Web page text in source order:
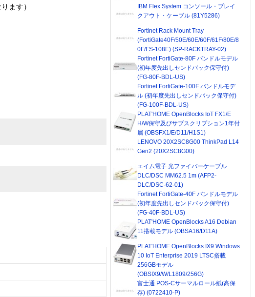
ます）
IBM Flex System コンソール・ブレイ
クアウト・ケーブル (81Y5286)
Fortinet Rack Mount Tray
(FortiGate40F/50E/60E/60F/61F/80E/8
0F/FS-108E) (SP-RACKTRAY-02)
Fortinet FortiGate-80F バンドルモデル
(初年度先出しセンドバック保守付)
(FG-80F-BDL-US)
Fortinet FortiGate-100F バンドルモデ
ル (初年度先出しセンドバック保守付)
(FG-100F-BDL-US)
PLAT'HOME OpenBlocks IoT FX1/E
H/W保守及びサブスクリプション1年付
属 (OBSFX1/E/D11/H1S1)
LENOVO 20X2SC8G00 ThinkPad L14
Gen2 (20X2SC8G00)
エイム電子 光ファイバーケーブル
DLC/DSC MM62.5 1m (AFP2-
DLC/DSC-62-01)
Fortinet FortiGate-40F バンドルモデル
(初年度先出しセンドバック保守付)
(FG-40F-BDL-US)
PLAT'HOME OpenBlocks A16 Debian
11搭載モデル (OBSA16/D11A)
PLAT'HOME OpenBlocks IX9 Windows
10 IoT Enterprise 2019 LTSC搭載
256GBモデル
(OBSIX9/W/L1809/256G)
富士通 POS-Cサーマルロール紙(高保
存) (0722410-P)